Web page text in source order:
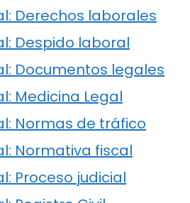
Derechos laborales
Despido laboral
Documentos legales
Medicina Legal
Normas de tráfico
Normativa fiscal
Proceso judicial